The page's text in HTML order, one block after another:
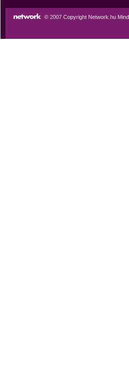
© 2007 Copyright Network.hu